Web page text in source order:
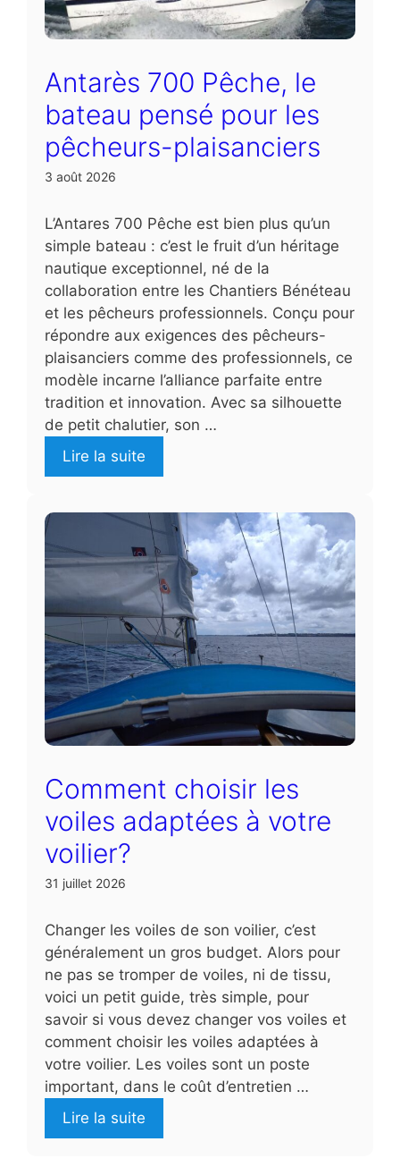
Antarès 700 Pêche, le
bateau pensé pour les
pêcheurs-plaisanciers
3 août 2026
L’Antares 700 Pêche est bien plus qu’un
simple bateau : c’est le fruit d’un héritage
nautique exceptionnel, né de la
collaboration entre les Chantiers Bénéteau
et les pêcheurs professionnels. Conçu pour
répondre aux exigences des pêcheurs-
plaisanciers comme des professionnels, ce
modèle incarne l’alliance parfaite entre
tradition et innovation. Avec sa silhouette
de petit chalutier, son …
Lire la suite
Comment choisir les
voiles adaptées à votre
voilier?
31 juillet 2026
Changer les voiles de son voilier, c’est
généralement un gros budget. Alors pour
ne pas se tromper de voiles, ni de tissu,
voici un petit guide, très simple, pour
savoir si vous devez changer vos voiles et
comment choisir les voiles adaptées à
votre voilier. Les voiles sont un poste
important, dans le coût d’entretien …
Lire la suite